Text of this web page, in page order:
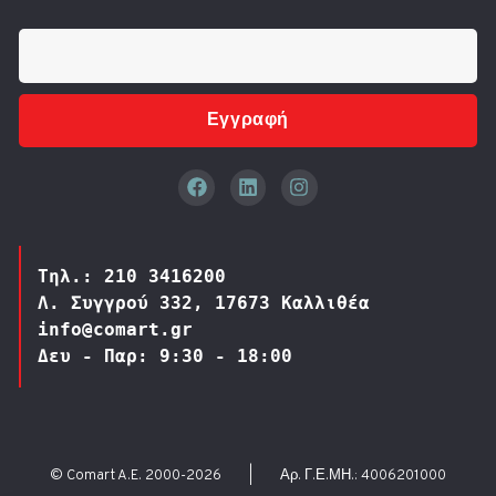
Εγγραφή
Τηλ.: 210 3416200
Λ. Συγγρού 332, 17673 Καλλιθέα
info@comart.gr
Δευ - Παρ: 9:30 - 18:00
© Comart A.E. 2000-2026 Αρ. Γ.Ε.ΜΗ.: 4006201000